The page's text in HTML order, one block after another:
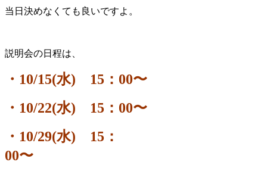
当日決めなくても良いですよ。
説明会の日程は、
・10/15(水) 15：00〜
・10/22(水) 15：00〜
・10/29(水) 15：
00〜